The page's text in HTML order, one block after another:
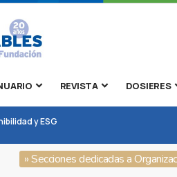
REVISTA DOSIERES
y ESG
» Secciones dedicadas a